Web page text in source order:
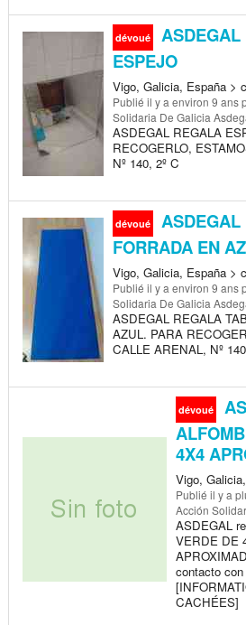
dévoué
ESPEJO
Vigo, Galicia, España >
Publié il y a environ 9 ans
Solidaria De Galicia
ASDEGAL REGALA
RECOGERLO,
Nº 140, 2º C
dévoué
FORRADA EN
Vigo, Galicia, España >
Publié il y a environ 9 ans
Solidaria De Galicia
ASDEGAL REGALA
AZUL. PARA
CALLE ARENAL, Nº
dévoué
4X4
Vigo,
Publié il y a
Acción
ASDEGAL
VERDE DE
contacto
CACHÉES]